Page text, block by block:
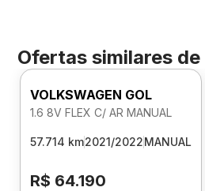
Ofertas similares de
VOLKSWAGEN GOL
1.6 8V FLEX C/ AR MANUAL
57.714 km2021/2022MANUAL
R$ 64.190